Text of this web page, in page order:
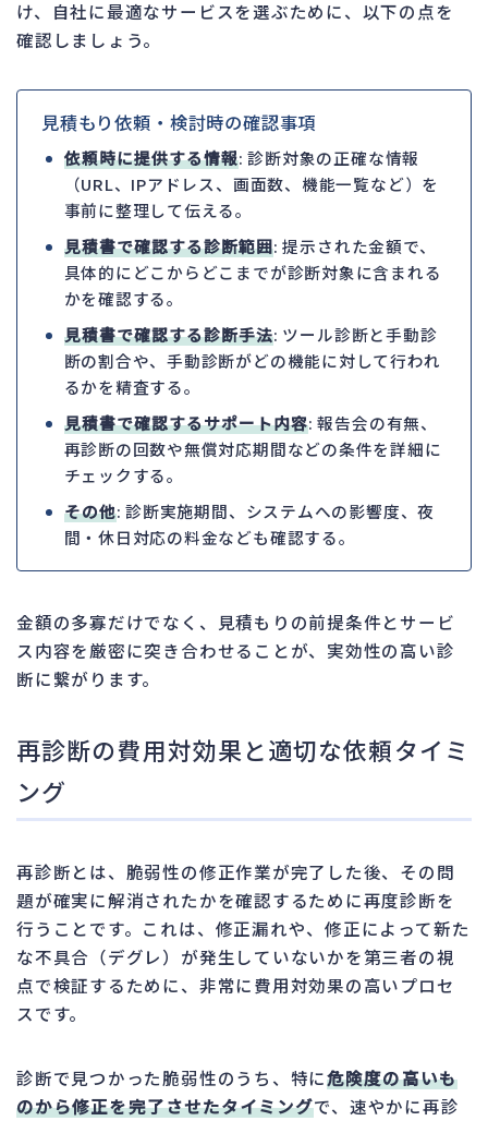
け、自社に最適なサービスを選ぶために、以下の点を
確認しましょう。
見積もり依頼・検討時の確認事項
依頼時に提供する情報: 診断対象の正確な情報
（URL、IPアドレス、画面数、機能一覧など）を
事前に整理して伝える。
見積書で確認する診断範囲: 提示された金額で、
具体的にどこからどこまでが診断対象に含まれる
かを確認する。
見積書で確認する診断手法: ツール診断と手動診
断の割合や、手動診断がどの機能に対して行われ
るかを精査する。
見積書で確認するサポート内容: 報告会の有無、
再診断の回数や無償対応期間などの条件を詳細に
チェックする。
その他: 診断実施期間、システムへの影響度、夜
間・休日対応の料金なども確認する。
金額の多寡だけでなく、見積もりの前提条件とサービ
ス内容を厳密に突き合わせることが、実効性の高い診
断に繋がります。
再診断の費用対効果と適切な依頼タイミ
ング
再診断とは、脆弱性の修正作業が完了した後、その問
題が確実に解消されたかを確認するために再度診断を
行うことです。これは、修正漏れや、修正によって新た
な不具合（デグレ）が発生していないかを第三者の視
点で検証するために、非常に費用対効果の高いプロセ
スです。
診断で見つかった脆弱性のうち、特に危険度の高いも
のから修正を完了させたタイミングで、速やかに再診